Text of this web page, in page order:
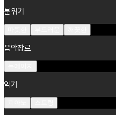
분위기
음악장르
악기